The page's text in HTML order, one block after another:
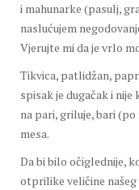
i mahunarke (pasulj,
naslućujem
Vjerujte mi da je vrlo
Tikvica, patlidžan,
spisak je dugačak i
na pari, griluje, bari
mesa.
Da bi bilo očiglednije,
otprilike veličine našeg